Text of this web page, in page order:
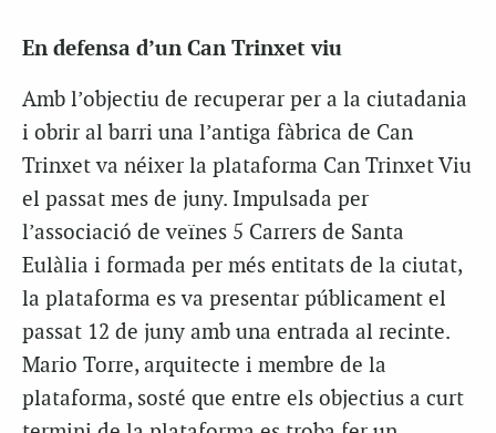
En defensa d’un Can Trinxet viu
Amb l’objectiu de recuperar per a la ciutadania
i obrir al barri una l’antiga fàbrica de Can
Trinxet va néixer la plataforma Can Trinxet Viu
el passat mes de juny. Impulsada per
l’associació de veïnes 5 Carrers de Santa
Eulàlia i formada per més entitats de la ciutat,
la plataforma es va presentar públicament el
passat 12 de juny amb una entrada al recinte.
Mario Torre, arquitecte i membre de la
plataforma, sosté que entre els objectius a curt